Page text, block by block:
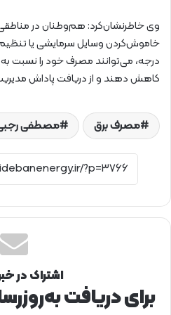
وی خاطرنشان‌کرد: هم‌وطنان در
درجه، می‌توانند مصرف خود را نسبت
کاهش دهند و از دریافت پاداش
مصرف برق مصطفی
اشتراک در
برای دریافت